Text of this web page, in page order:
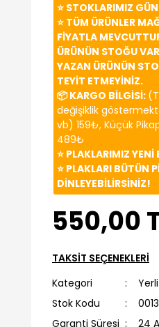
⭐️ STOKLARIMIZ
⭐️ TÜM ÜRÜNLER
FİYATLA
ÜRÜNÜN STOĞU
YAZAN ÜRÜNÜN
TEYİT ETMEYİNİZ.
📦 KARGO BİLGİSİ:
değişiklik
vb) 159₺, Küçük
489₺
⭐️ PLAKLARIMIZ
⭐️ PLAKLARI BÜTÜN
DİNLEYEBİLİRSİNİZ!
550,00
TAKSİT SEÇENEKLERİ
Kategori
Stok Kodu
Garanti Süresi
24